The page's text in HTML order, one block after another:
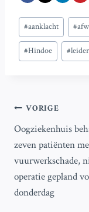
Bericht
tags:
#aanklacht #
#Hindoe #leider
Bericht
navigatie
VORIGE
Oogziekenhuis
zeven patiënten
vuurwerkschade,
operatie gepland
donderdag